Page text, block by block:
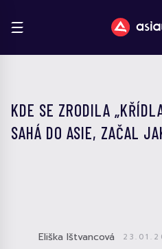
KDE SE ZRODILA
SAHÁ DO ASIE, ZAČAL
Eliška Ištvancová